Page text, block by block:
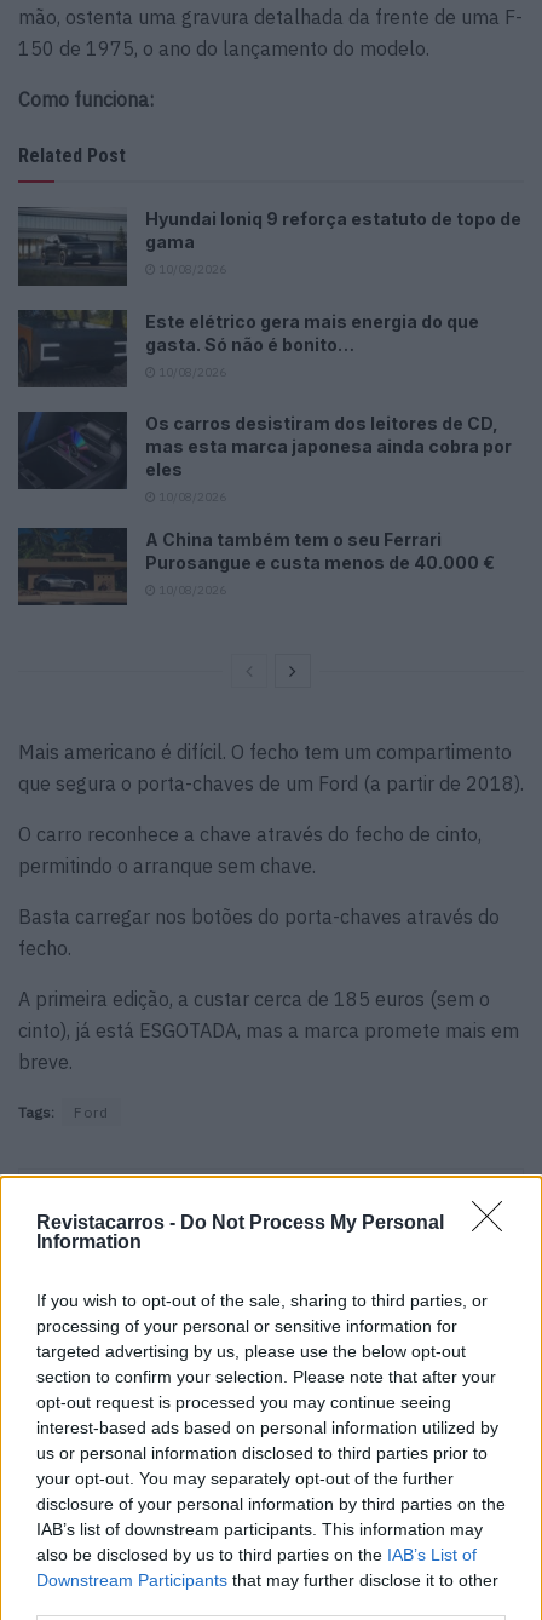
Revistacarros - Do Not Process My Personal
Information
If you wish to opt-out of the sale, sharing to third parties, or
processing of your personal or sensitive information for
targeted advertising by us, please use the below opt-out
section to confirm your selection. Please note that after your
opt-out request is processed you may continue seeing
interest-based ads based on personal information utilized by
us or personal information disclosed to third parties prior to
your opt-out. You may separately opt-out of the further
disclosure of your personal information by third parties on the
IAB’s list of downstream participants. This information may
also be disclosed by us to third parties on the IAB’s List of
Downstream Participants that may further disclose it to other
mão, ostenta uma gravura detalhada da frente de uma F-
150 de 1975, o ano do lançamento do modelo.
Como funciona:
Related Post
Hyundai Ioniq 9 reforça estatuto de topo de
gama
Este elétrico gera mais energia do que
gasta. Só não é bonito…
Os carros desistiram dos leitores de CD,
mas esta marca japonesa ainda cobra por
eles
A China também tem o seu Ferrari
Purosangue e custa menos de 40.000 €
Mais americano é difícil. O fecho tem um compartimento
que segura o porta-chaves de um Ford (a partir de 2018).
O carro reconhece a chave através do fecho de cinto,
permitindo o arranque sem chave.
Basta carregar nos botões do porta-chaves através do
fecho.
A primeira edição, a custar cerca de 185 euros (sem o
cinto), já está ESGOTADA, mas a marca promete mais em
breve.
Tags: Ford
Vitor Mendes
Related Posts